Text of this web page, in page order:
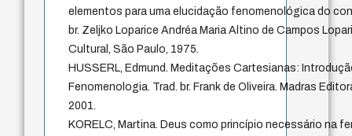
elementos para uma elucidação fenomenológica do
br. Zeljko Loparice Andréa Maria Altino de Campos
Cultural, São Paulo, 1975.
HUSSERL, Edmund. Meditações Cartesianas:
Fenomenologia. Trad. br. Frank de Oliveira. Madras
2001.
KORELC, Martina. Deus como princípio necessário na